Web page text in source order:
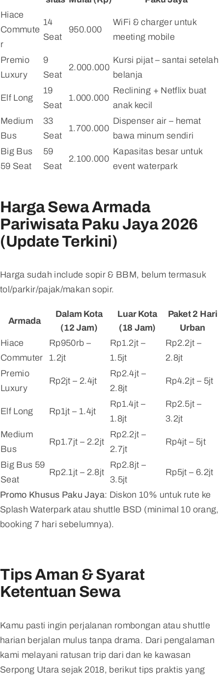
Hiace
Commute
r
14
Seat
950.000
WiFi & charger untuk
meeting mobile
Premio
Luxury
9
Seat
2.000.000
Kursi pijat – santai setelah
belanja
Elf Long
19
Seat
1.000.000
Reclining + Netflix buat
anak kecil
Medium
Bus
33
Seat
1.700.000
Dispenser air – hemat
bawa minum sendiri
Big Bus
59 Seat
59
Seat
2.100.000
Kapasitas besar untuk
event waterpark
Harga Sewa Armada
Pariwisata Paku Jaya 2026
(Update Terkini)
Harga sudah include sopir & BBM, belum termasuk
tol/parkir/pajak/makan sopir.
Armada
Dalam Kota
(12 Jam)
Luar Kota
(18 Jam)
Paket 2 Hari
Urban
Hiace
Commuter
Rp950rb –
1.2jt
Rp1.2jt –
1.5jt
Rp2.2jt –
2.8jt
Premio
Luxury
Rp2jt – 2.4jt
Rp2.4jt –
2.8jt
Rp4.2jt – 5jt
Elf Long Rp1jt – 1.4jt
Rp1.4jt –
1.8jt
Rp2.5jt –
3.2jt
Medium
Bus
Rp1.7jt – 2.2jt
Rp2.2jt –
2.7jt
Rp4jt – 5jt
Big Bus 59
Seat
Rp2.1jt – 2.8jt
Rp2.8jt –
3.5jt
Rp5jt – 6.2jt
Promo Khusus Paku Jaya: Diskon 10% untuk rute ke
Splash Waterpark atau shuttle BSD (minimal 10 orang,
booking 7 hari sebelumnya).
Tips Aman & Syarat
Ketentuan Sewa
Kamu pasti ingin perjalanan rombongan atau shuttle
harian berjalan mulus tanpa drama. Dari pengalaman
kami melayani ratusan trip dari dan ke kawasan
Serpong Utara sejak 2018, berikut tips praktis yang